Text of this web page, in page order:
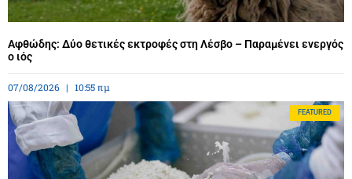
Αφθώδης: Δύο θετικές εκτροφές στη Λέσβο – Παραμένει ενεργός
ο ιός
07/08/2026 10:55 πμ
FEATURED